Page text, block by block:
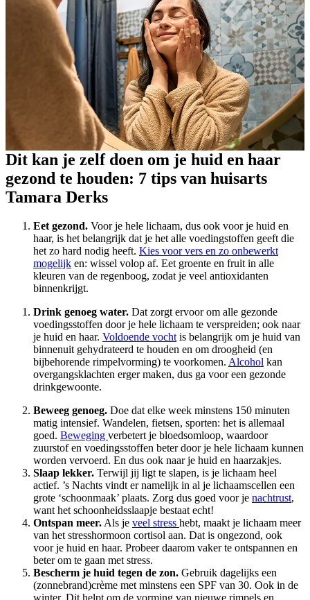
Dit kan je zelf doen om je huid en haar
gezond te houden: 7 tips van huisarts
Tamara Derks
Eet gezond. Voor je hele lichaam, dus ook voor je huid en
haar, is het belangrijk dat je het alle voedingstoffen geeft die
het zo hard nodig heeft. Kies voor vers en zo onbewerkt
mogelijk en: wissel volop af. Eet groente en fruit in alle
kleuren van de regenboog, zodat je veel antioxidanten
binnenkrijgt.
Drink genoeg water. Dat zorgt ervoor om alle gezonde
voedingsstoffen door je hele lichaam te verspreiden; ook naar
je huid en haar. Voldoende vochtis belangrijk om je huid van
binnenuit gehydrateerd te houden en om droogheid (en
bijbehorende rimpelvorming) te voorkomen. Alcohol kan
overgangsklachten erger maken, dus ga voor een gezonde
drinkgewoonte.
Beweeg genoeg. Doe dat elke week minstens 150 minuten
matig intensief. Wandelen, fietsen, sporten: het is allemaal
goed. Beweging verbetert je bloedsomloop, waardoor
zuurstof en voedingsstoffen beter door je hele lichaam kunnen
worden vervoerd. En dus ook naar je huid en haarzakjes.
Slaap lekker. Terwijl jij ligt te slapen, is je lichaam heel
actief. ’s Nachts vindt er namelijk in al je lichaamscellen een
grote ‘schoonmaak’ plaats. Zorg dus goed voor je nachtrust,
want het schoonheidsslaapje bestaat echt!
Ontspan meer.Als je veel stress hebt, maakt je lichaam meer
van het stresshormoon cortisol aan. Dat is ongezond, ook
voor je huid en haar. Probeer daarom vaker te ontspannen en
beter om te gaan met stress.
Bescherm je huid tegen de zon. Gebruik dagelijks een
(zonnebrand)crème met minstens een SPF van 30. Ook in de